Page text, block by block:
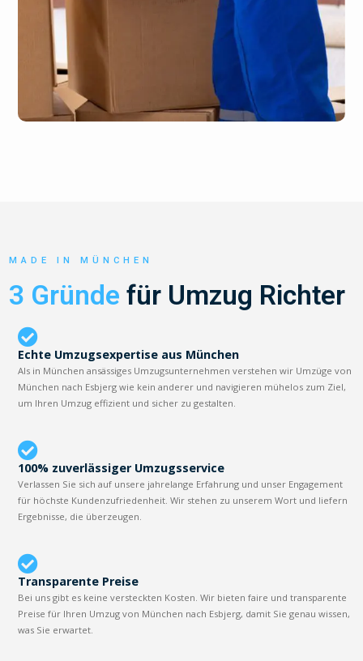
MADE IN MÜNCHEN
3 Gründe für Umzug Richter
Echte Umzugsexpertise aus München
Als in München ansässiges Umzugsunternehmen verstehen wir Umzüge von
München nach Esbjerg wie kein anderer und navigieren mühelos zum Ziel,
um Ihren Umzug effizient und sicher zu gestalten.
100% zuverlässiger Umzugsservice
Verlassen Sie sich auf unsere jahrelange Erfahrung und unser Engagement
für höchste Kundenzufriedenheit. Wir stehen zu unserem Wort und liefern
Ergebnisse, die überzeugen.
Transparente Preise
Bei uns gibt es keine versteckten Kosten. Wir bieten faire und transparente
Preise für Ihren Umzug von München nach Esbjerg, damit Sie genau wissen,
was Sie erwartet.